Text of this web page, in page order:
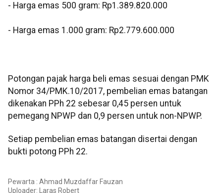
‎- Harga emas 500 gram: Rp1.389.820.000
‎- Harga emas 1.000 gram: Rp2.779.600.000
‎‎Potongan pajak harga beli emas sesuai dengan PMK
Nomor 34/PMK.10/2017, pembelian emas batangan
dikenakan PPh 22 sebesar 0,45 persen untuk
pemegang NPWP dan 0,9 persen untuk non-NPWP.
Setiap pembelian emas batangan disertai dengan
bukti potong PPh 22.
Pewarta : Ahmad Muzdaffar Fauzan
Uploader:
Laras Robert